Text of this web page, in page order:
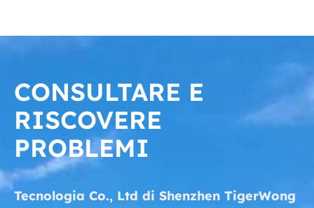
CONSULTARE E
RISCOVERE
PROBLEMI
Tecnologia Co., Ltd di Shenzhen TigerWong